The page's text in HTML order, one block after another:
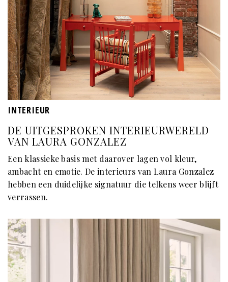
INTERIEUR
DE UITGESPROKEN INTERIEURWERELD
VAN LAURA GONZALEZ
Een klassieke basis met daarover lagen vol kleur,
ambacht en emotie. De interieurs van Laura Gonzalez
hebben een duidelijke signatuur die telkens weer blijft
verrassen.